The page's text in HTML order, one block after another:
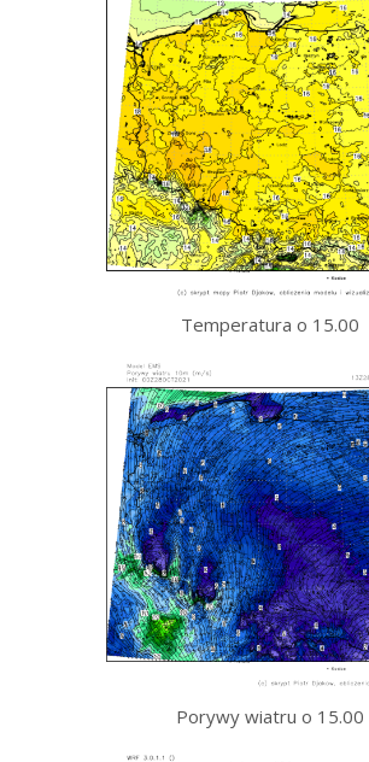
Temperatura o 15.00
Porywy wiatru o 15.00